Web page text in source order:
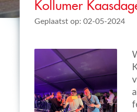
Kollumer
Geplaatst op: 02-05-2024